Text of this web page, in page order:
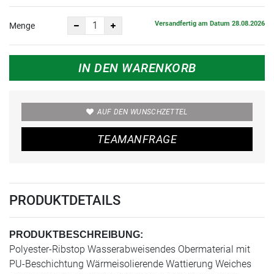
Menge Versandfertig am Datum 28.08.2026
IN DEN WARENKORB
AUF DEN WUNSCHZETTEL
TEAMANFRAGE
PRODUKTDETAILS
PRODUKTBESCHREIBUNG:
Polyester-Ribstop Wasserabweisendes Obermaterial mit
PU-Beschichtung Wärmeisolierende Wattierung Weiches